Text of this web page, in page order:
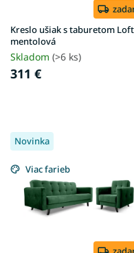
u
k
t
o
Kreslo ušiak s taburetom
mentolová
Skladom (>6 ks)
311 €
Novinka
Viac farieb